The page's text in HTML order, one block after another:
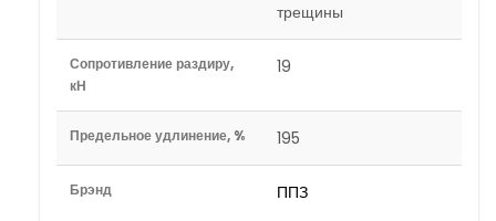
трещины
Сопротивление раздиру,
кН
19
Предельное удлинение, % 195
Брэнд ППЗ